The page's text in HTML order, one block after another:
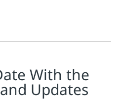
With the
Updates